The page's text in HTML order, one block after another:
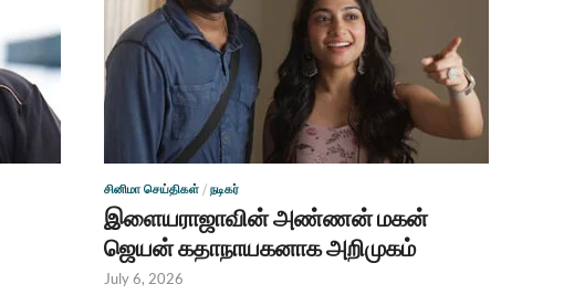
சினிமா செய்திகள் / நடிகர்
இளையராஜாவின் அண்ணன் மகன்
ஜெயன் கதாநாயகனாக அறிமுகம்
July 6, 2026